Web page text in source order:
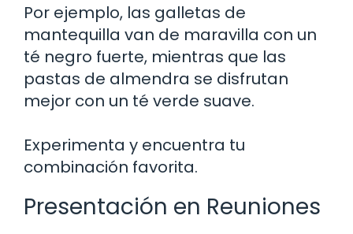
Por ejemplo, las galletas de
mantequilla van de maravilla con un
té negro fuerte, mientras que las
pastas de almendra se disfrutan
mejor con un té verde suave.
Experimenta y encuentra tu
combinación favorita.
Presentación en Reuniones